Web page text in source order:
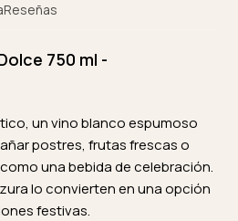
Reseñas
750 ml -
un vino blanco espumoso
postres, frutas frescas o
una bebida de celebración.
lo convierten en una opción
festivas.